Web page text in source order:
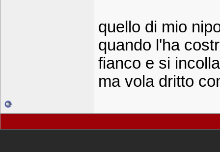
quello di mio
quando l'ha
fianco e si
ma vola dritto